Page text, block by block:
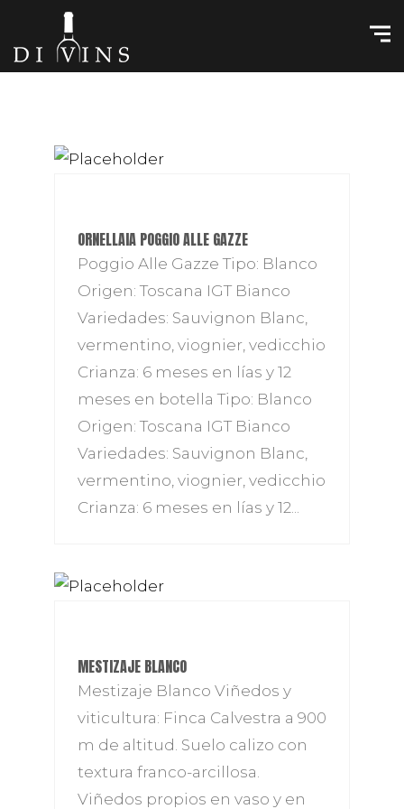
ORNELLAIA POGGIO ALLE GAZZE
Poggio Alle Gazze Tipo: Blanco
Origen: Toscana IGT Bianco
Variedades: Sauvignon Blanc,
vermentino, viognier, vedicchio
Crianza: 6 meses en lías y 12
meses en botella Tipo: Blanco
Origen: Toscana IGT Bianco
Variedades: Sauvignon Blanc,
vermentino, viognier, vedicchio
Crianza: 6 meses en lías y 12...
MESTIZAJE BLANCO
Mestizaje Blanco Viñedos y
viticultura: Finca Calvestra a 900
m de altitud. Suelo calizo con
textura franco-arcillosa.
Viñedos propios en vaso y en